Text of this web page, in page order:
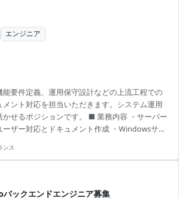
エンジニア
要件定義、運用保守設計などの上流工程での
ント対応を担当いただきます。システム運用
せるポジションです。 ■ 業務内容 ・サーバー
ザー対応とドキュメント作成 ・Windowsサー
ント】 ・Windowsサーバーの経験を活かして上
間提供 ・定期出張ありで多様な経験を積める
務に携わるチャンス
ンス
バックエンドエンジニア募集